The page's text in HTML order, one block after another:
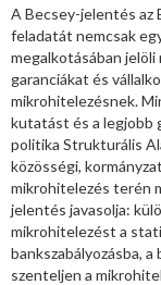
A Becsey-jelentés az
feladatát nemcsak
megalkotásában
garanciákat és
mikrohitelezésnek.
kutatást és a legjobb
politika Strukturális
közösségi,
mikrohitelezés terén
jelentés javasolja:
mikrohitelezést a
bankszabályozásba,
szenteljen a